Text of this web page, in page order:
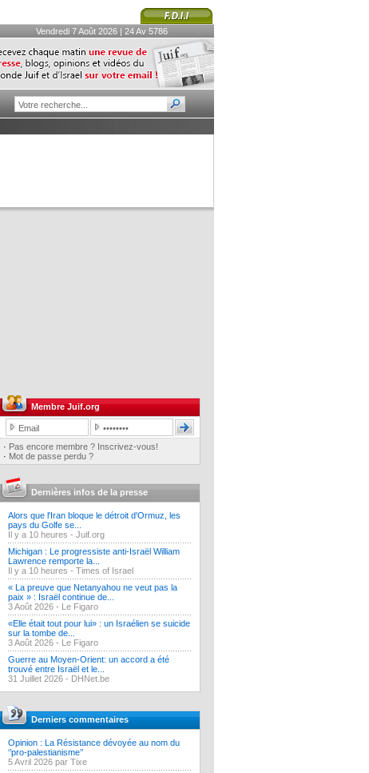
Vendredi 7 Août 2026 | 24 Av 5786
Membre Juif.org
· Pas encore membre ? Inscrivez-vous!
· Mot de passe perdu ?
Dernières infos de la presse
Alors que l'Iran bloque le détroit d'Ormuz, les
pays du Golfe se...
Il y a 10 heures - Juif.org
Michigan : Le progressiste anti-Israël William
Lawrence remporte la...
Il y a 10 heures - Times of Israel
« La preuve que Netanyahou ne veut pas la
paix » : Israël continue de...
3 Août 2026 - Le Figaro
«Elle était tout pour lui» : un Israélien se suicide
sur la tombe de...
3 Août 2026 - Le Figaro
Guerre au Moyen-Orient: un accord a été
trouvé entre Israël et le...
31 Juillet 2026 - DHNet.be
Derniers commentaires
Opinion : La Résistance dévoyée au nom du
‘’pro-palestianisme’’
5 Avril 2026 par Tixe